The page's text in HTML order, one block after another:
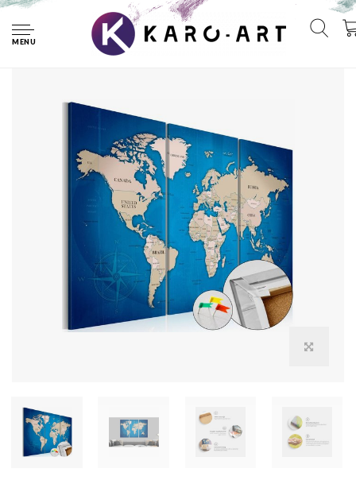
MENU
Afbeelding op kurk - Ink Journey , Wereldkaart, Blauw, 3luik